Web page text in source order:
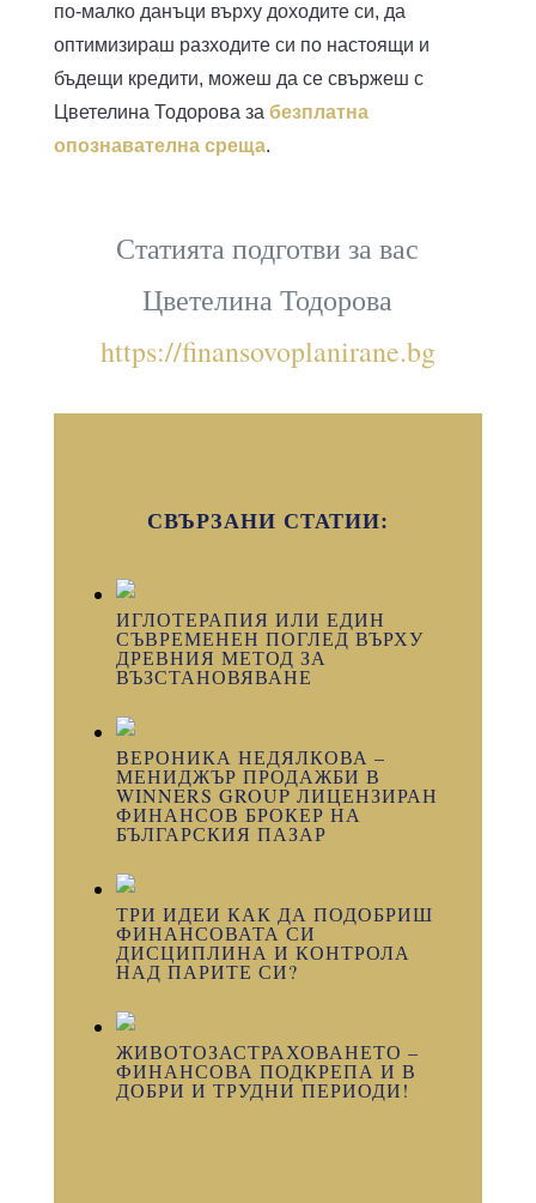
по-малко данъци върху доходите си, да
оптимизираш разходите си по настоящи и
бъдещи кредити, можеш да се свържеш с
Цветелина Тодорова за безплатна
опознавателна среща.
Статията подготви за вас
Цветелина Тодорова
https://finansovoplanirane.bg
СВЪРЗАНИ СТАТИИ:
ИГЛОТЕРАПИЯ ИЛИ ЕДИН
СЪВРЕМЕНЕН ПОГЛЕД ВЪРХУ
ДРЕВНИЯ МЕТОД ЗА
ВЪЗСТАНОВЯВАНЕ
ВЕРОНИКА НЕДЯЛКОВА –
МЕНИДЖЪР ПРОДАЖБИ В
WINNERS GROUP ЛИЦЕНЗИРАН
ФИНАНСОВ БРОКЕР НА
БЪЛГАРСКИЯ ПАЗАР
ТРИ ИДЕИ КАК ДА ПОДОБРИШ
ФИНАНСОВАТА СИ
ДИСЦИПЛИНА И КОНТРОЛА
НАД ПАРИТЕ СИ?
ЖИВОТОЗАСТРАХОВАНЕТО –
ФИНАНСОВА ПОДКРЕПА И В
ДОБРИ И ТРУДНИ ПЕРИОДИ!